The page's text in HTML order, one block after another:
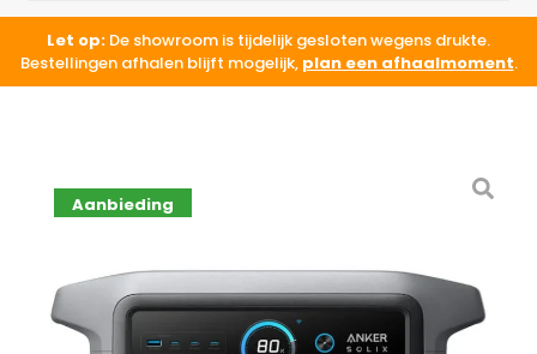
Let op: De showroom is tijdelijk gesloten wegens drukte.
Bestellingen afhalen blijft mogelijk, plan een afhaalmoment.
Aanbieding